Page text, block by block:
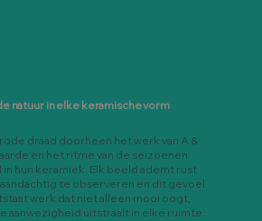
natuur in elke keramische vorm
draad doorheen het werk van A &
en het ritme van de seizoenen
hun keramiek. Elk beeld ademt rust
te observeren en dit gevoel
werk dat niet alleen mooi oogt,
aanwezigheid uitstraalt in elke ruimte.